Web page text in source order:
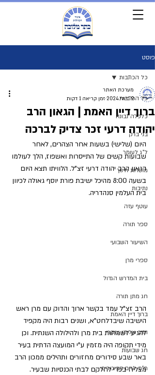
פוסט
כל הכתבות
כלכלה נבונה
בני ברק
ל"ג לעומר
מוסדות חינוך
נתיבות
עוטף עזה
ספר תורה
השיעור השבועי
ספרי מרן
בית המדרש הגדול
חג מתן תורה
ברוך דיין האמת
הרב אליהו ענקרי
חג שבועות
ת"ת לחם הביכורים
כל הכתבות
ברוך דיין האמת | הגאון הרב
יהודה דרעי זכר צדיק לברכה
מערכת האתר
9 ביולי 2024
זמן קריאה 1 דקות
היום (שלישי) בשעות אחר הצהרים, לאחר
שבועות קשים של התייסרות ואשפוז, הלך לעולמו
הגאון הרב יהודה דרעי זצ"ל. הלוויתו תצא היום
בשעה 8:00 מהיכל ישיבת פורת יוסף גאולה לכיוון
בית העלמין סנהדריה.
הרב זצ"ל עמד בקשר ארוך והדוק עם מרן ראש
הישיבה שיבדלחט"א, ושנים רבות היה מקפיד
להגיע לשמחות בית מרן ולהילולה השנתית. וכן
מידי תקופה היה מזמין ע"י המועצה הדתית בעיר
באר שבע סידורים מחזורים ותהילים ממכון הרב
מצליח בכדי לחלקם לבתי הכנסיות שבעיר.